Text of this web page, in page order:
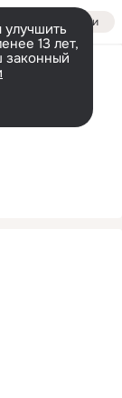
Войти
13 лет,
законный